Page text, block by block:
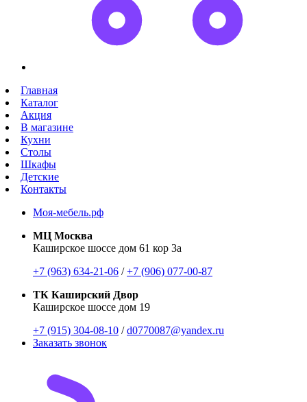
Главная
Каталог
Акция
В магазине
Кухни
Столы
Шкафы
Детские
Контакты
Моя-мебель.рф
МЦ Москва
Каширское шоссе дом 61 кор 3а
+7 (963) 634-21-06 /+7 (906) 077-00-87
ТК Каширский Двор
Каширское шоссе дом 19
+7 (915) 304-08-10 /d0770087@yandex.ru
Заказать звонок